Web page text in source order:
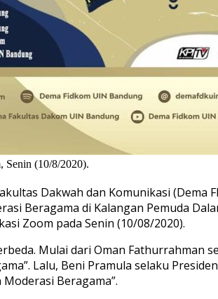
Senin (10/8/2020).
Dakwah dan Komunikasi (Dema
Beragama di Kalangan Pemuda
Zoom pada Senin (10/08/2020).
Mulai dari Oman Fathurrahman
Lalu, Beni Pramula selaku
Beragama”.